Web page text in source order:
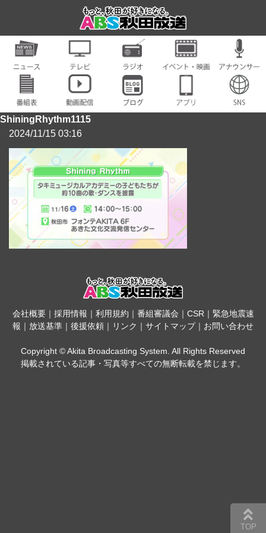
ShiningRhythm1115
2024/11/15 03:16
会社概要｜ 採用情報 ｜ 利用規約 ｜ 番組審議会 ｜ CSR｜ 緊急地震速
報 ｜ 放送基準 ｜ 後援依頼 ｜ リンク ｜ サイトマップ｜ お問い合わせ
Copyright © Akita Broadcasting System. All Rights Reserved
掲載されている記事・写真等すべての無断転載を禁じます。